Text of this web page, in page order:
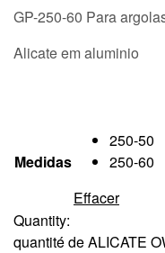
GP-250-60 Para
Alicate em aluminio
Medidas
250-50
250-60
Effacer
Quantity:
quantité de ALICATE